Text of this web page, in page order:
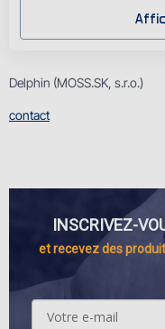
Delphin (MOSS.SK, s.r.o.)
contact
INSCRIVEZ-
et recevez des